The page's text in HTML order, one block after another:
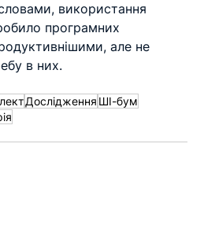
використання
програмних
але не
в них.
Дослідження ШІ-бум